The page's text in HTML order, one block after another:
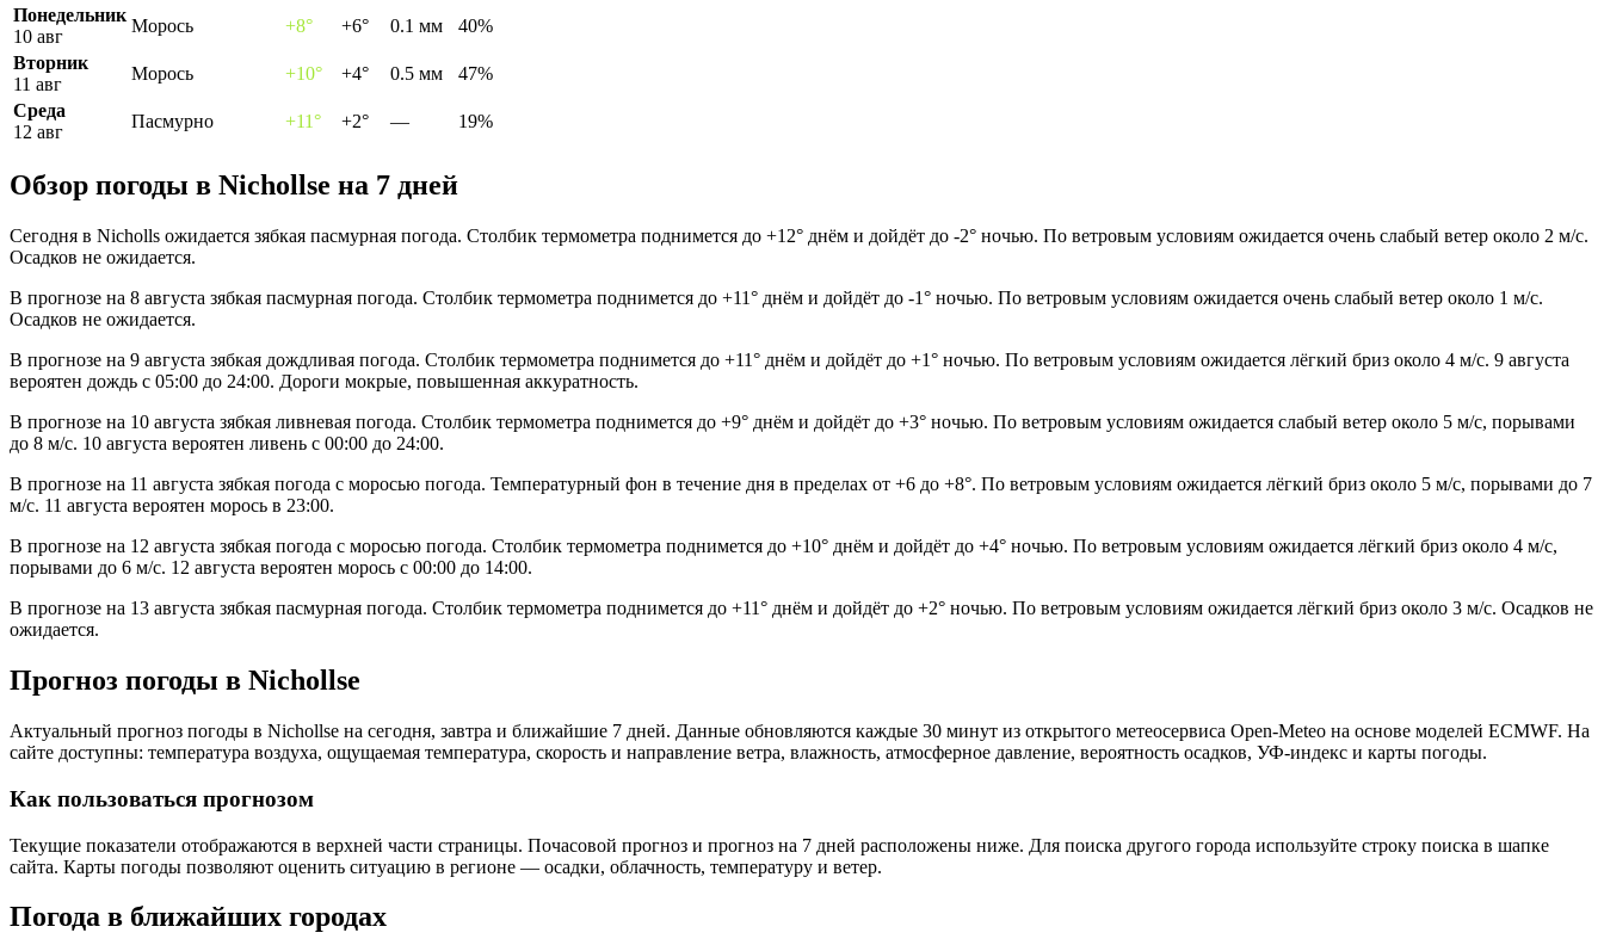
Понедельник
10 авг
Морось +8° +6° 0.1 мм
40%
Вторник
11 авг
Морось +10° +4° 0.5 мм
47%
Среда
12 авг
Пасмурно +11° +2° — 19%
Обзор погоды в Nichollsе на 7 дней
Сегодня в Nicholls ожидается зябкая пасмурная погода. Столбик термометра поднимется до +12° днём и дойдёт до -2° ночью. По ветровым условиям ожидается очень слабый ветер около 2 м/с.
Осадков не ожидается.
В прогнозе на 8 августа зябкая пасмурная погода. Столбик термометра поднимется до +11° днём и дойдёт до -1° ночью. По ветровым условиям ожидается очень слабый ветер около 1 м/с.
Осадков не ожидается.
В прогнозе на 9 августа зябкая дождливая погода. Столбик термометра поднимется до +11° днём и дойдёт до +1° ночью. По ветровым условиям ожидается лёгкий бриз около 4 м/с. 9 августа
вероятен дождь с 05:00 до 24:00. Дороги мокрые, повышенная аккуратность.
В прогнозе на 10 августа зябкая ливневая погода. Столбик термометра поднимется до +9° днём и дойдёт до +3° ночью. По ветровым условиям ожидается слабый ветер около 5 м/с, порывами
до 8 м/с. 10 августа вероятен ливень с 00:00 до 24:00.
В прогнозе на 11 августа зябкая погода с моросью погода. Температурный фон в течение дня в пределах от +6 до +8°. По ветровым условиям ожидается лёгкий бриз около 5 м/с, порывами до 7
м/с. 11 августа вероятен морось в 23:00.
В прогнозе на 12 августа зябкая погода с моросью погода. Столбик термометра поднимется до +10° днём и дойдёт до +4° ночью. По ветровым условиям ожидается лёгкий бриз около 4 м/с,
порывами до 6 м/с. 12 августа вероятен морось с 00:00 до 14:00.
В прогнозе на 13 августа зябкая пасмурная погода. Столбик термометра поднимется до +11° днём и дойдёт до +2° ночью. По ветровым условиям ожидается лёгкий бриз около 3 м/с. Осадков не
ожидается.
Прогноз погоды в Nichollsе
Актуальный прогноз погоды в Nichollsе на сегодня, завтра и ближайшие 7 дней. Данные обновляются каждые 30 минут из открытого метеосервиса Open-Meteo на основе моделей ECMWF. На
сайте доступны: температура воздуха, ощущаемая температура, скорость и направление ветра, влажность, атмосферное давление, вероятность осадков, УФ-индекс и карты погоды.
Как пользоваться прогнозом
Текущие показатели отображаются в верхней части страницы. Почасовой прогноз и прогноз на 7 дней расположены ниже. Для поиска другого города используйте строку поиска в шапке
сайта. Карты погоды позволяют оценить ситуацию в регионе — осадки, облачность, температуру и ветер.
Погода в ближайших городах